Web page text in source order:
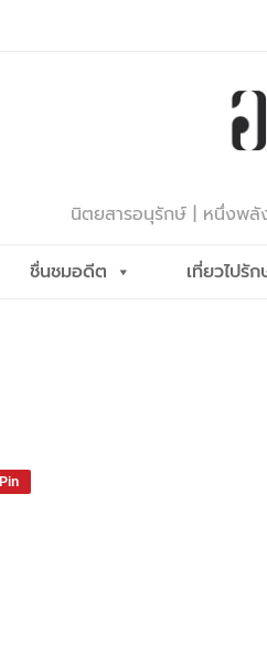
นิตยสารอนุรักษ์ | หนึ่งพลั
ชื่นชมอดีต เที่ยวไปรัก
Pin